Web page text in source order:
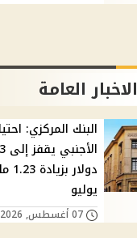
الاخبار العامة
البنك المركزي:
يوليو
07 أغسطس, 2026 05:00 ص